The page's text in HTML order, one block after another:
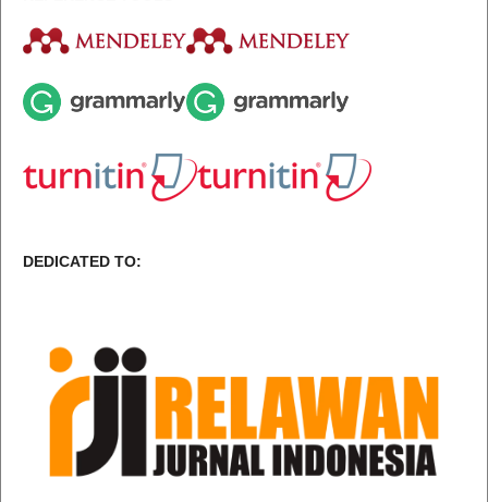
DEDICATED TO: